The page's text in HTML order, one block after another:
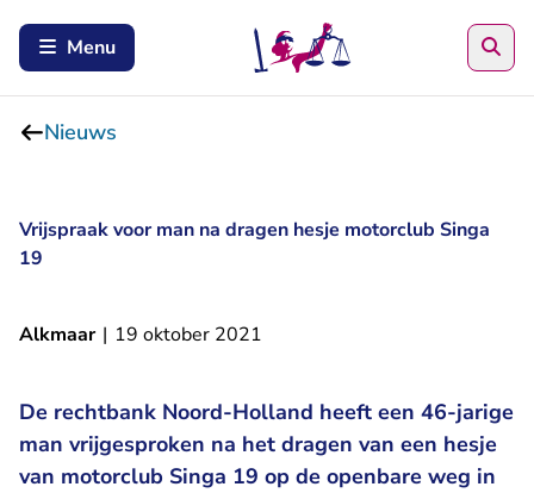
Menu
Nieuws
Vrijspraak voor man na dragen hesje motorclub Singa
19
Alkmaar | 19 oktober 2021
De rechtbank Noord-Holland heeft een 46-jarige
man vrijgesproken na het dragen van een hesje
van motorclub Singa 19 op de openbare weg in